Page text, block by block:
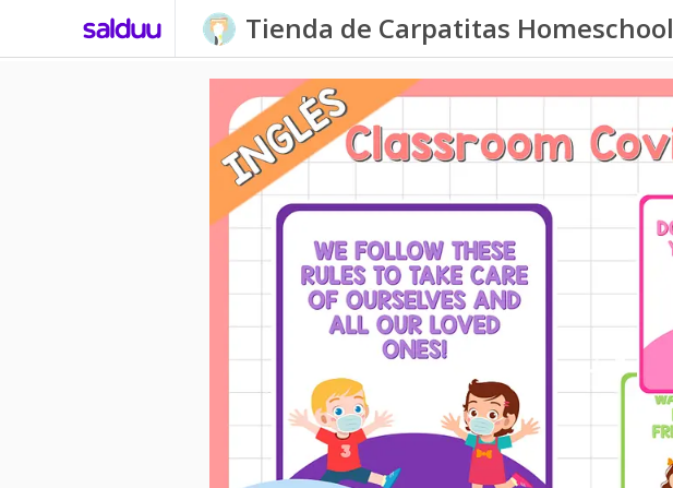
Tienda de Carpatitas Homeschool